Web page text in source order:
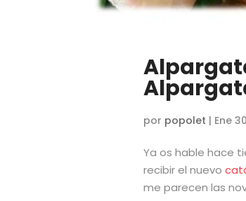
por popolet | Ene
Ya os hable hace
recibir el nuevo
me parecen las